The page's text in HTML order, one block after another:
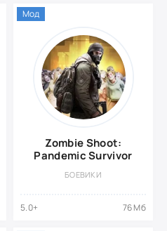
Zombie Shoot:
Pandemic Survivor
БОЕВИКИ
5.0+ 76 Мб
Мод